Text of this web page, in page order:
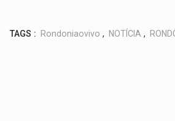
TAGS : Rondoniaovivo , NOTÍCIA ,